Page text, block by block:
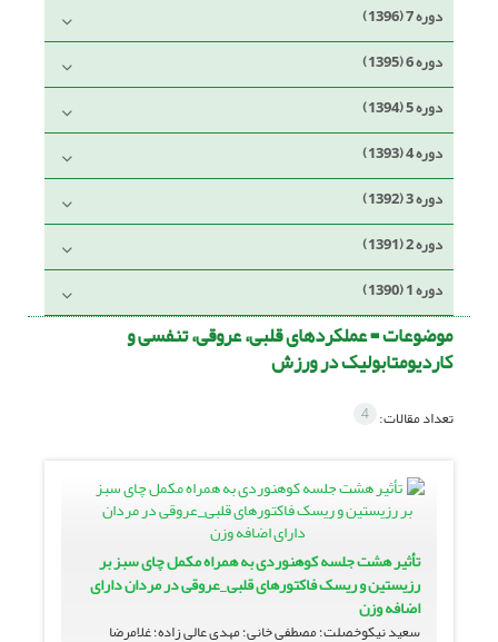
دوره 7 (1396)
دوره 6 (1395)
دوره 5 (1394)
دوره 4 (1393)
دوره 3 (1392)
دوره 2 (1391)
دوره 1 (1390)
موضوعات =عملکردهای قلبی، عروقی، تنفسی و
کاردیومتابولیک در ورزش
تعداد مقالات: 4
تأثیر هشت جلسه کوهنوردی به همراه مکمل چای سبز بر
رزیستین و ریسک فاکتورهای قلبی_عروقی در مردان دارای
اضافه وزن
سعید نیکوخصلت؛ مصطفی خانی؛ مهدی عالی زاده؛ غلامرضا